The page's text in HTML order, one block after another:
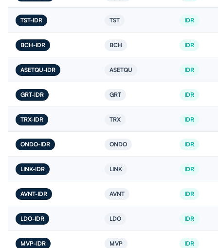
TST-IDR TST IDR
BCH-IDR BCH IDR
ASETQU-IDR ASETQU IDR
GRT-IDR GRT IDR
TRX-IDR TRX IDR
ONDO-IDR ONDO IDR
LINK-IDR LINK IDR
AVNT-IDR AVNT IDR
LDO-IDR LDO IDR
MVP-IDR MVP IDR